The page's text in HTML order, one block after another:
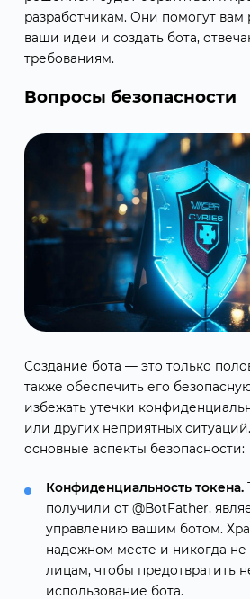
разработчикам. Они помогут вам
ваши идеи и создать бота,
требованиям.
Вопросы безопасности
Создание бота — это только
также обеспечить его
избежать утечки
или других неприятных
основные аспекты безопасности:
Конфиденциальность токена.
получили от @BotFather,
управлению вашим ботом.
надежном месте и никогда не
лицам, чтобы предотвратить
использование бота.